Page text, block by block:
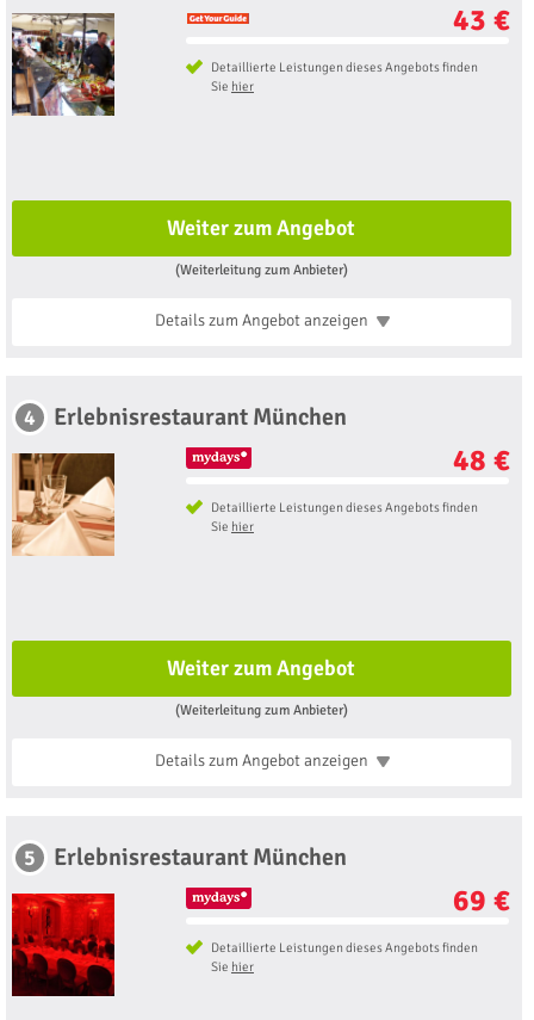
43 €
Detaillierte Leistungen dieses Angebots finden
Sie hier
Weiter zum Angebot
(Weiterleitung zum Anbieter)
Details zum Angebotanzeigen
4 Erlebnisrestaurant München
48 €
Detaillierte Leistungen dieses Angebots finden
Sie hier
Weiter zum Angebot
(Weiterleitung zum Anbieter)
Details zum Angebotanzeigen
5 Erlebnisrestaurant München
69 €
Detaillierte Leistungen dieses Angebots finden
Sie hier